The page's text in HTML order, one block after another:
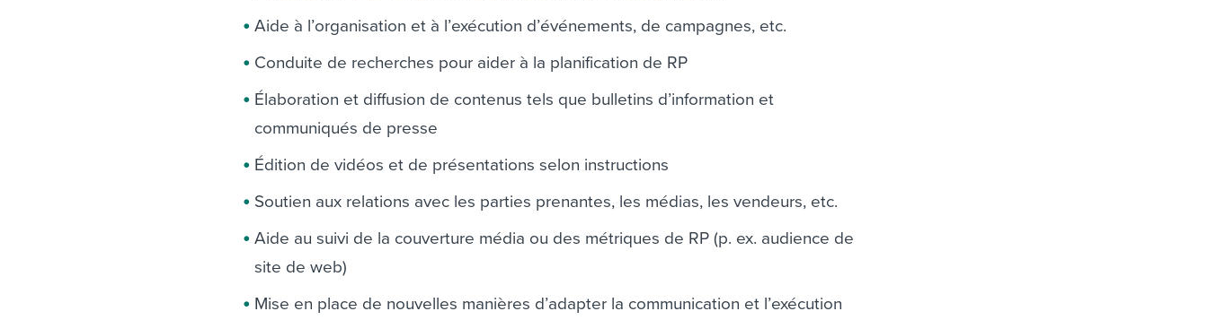
Aide à l’organisation et à l’exécution d’événements, de campagnes, etc.
Conduite de recherches pour aider à la planification de RP
Élaboration et diffusion de contenus tels que bulletins d’information et
communiqués de presse
Édition de vidéos et de présentations selon instructions
Soutien aux relations avec les parties prenantes, les médias, les vendeurs, etc.
Aide au suivi de la couverture média ou des métriques de RP (p. ex. audience de
site de web)
Mise en place de nouvelles manières d’adapter la communication et l’exécution